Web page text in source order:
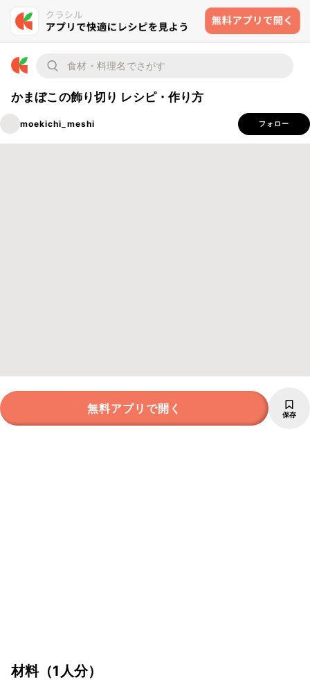
かまぼこの飾り切り レシピ・作り方
moekichi_meshi フォロー
無料アプリで開く 保存
材料（1人分）